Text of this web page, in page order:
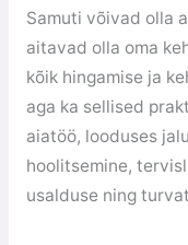
Samuti võivad olla
aitavad olla oma
kõik hingamise ja
aga ka sellised
aiatöö, looduses
hoolitsemine,
usalduse ning